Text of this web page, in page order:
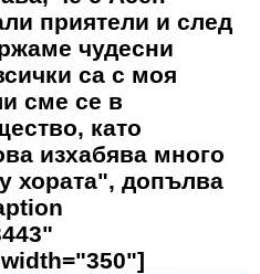
приятели и след
чудесни
са с моя
сме се в
като
изхабява много
хората", допълва